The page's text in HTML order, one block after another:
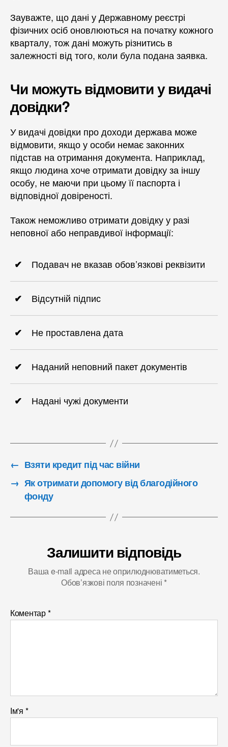
Зауважте, що дані у Державному реєстрі
фізичних осіб оновлюються на початку кожного
кварталу, тож дані можуть різнитись в
залежності від того, коли була подана заявка.
Чи можуть відмовити у видачі
довідки?
У видачі довідки про доходи держава може
відмовити, якщо у особи немає законних
підстав на отримання документа. Наприклад,
якщо людина хоче отримати довідку за іншу
особу, не маючи при цьому її паспорта і
відповідної довіреності.
Також неможливо отримати довідку у разі
неповної або неправдивої інформації:
Подавач не вказав обов’язкові реквізити
Відсутній підпис
Не проставлена дата
Наданий неповний пакет документів
Надані чужі документи
← Взяти кредит під час війни
→ Як отримати допомогу від благодійного
фонду
Залишити відповідь
Ваша e-mail адреса не оприлюднюватиметься.
Обов’язкові поля позначені *
Коментар*
Ім'я *